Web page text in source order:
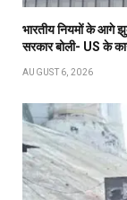
भारतीय नियमों के आगे
सरकार बोली- US के
AUGUST 6, 2026